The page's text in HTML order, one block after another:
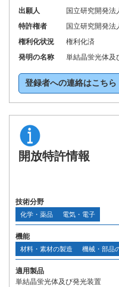
出願人
国立研究開発
特許権者
国立研究開発
権利化状況
権利化済
発明の名称
単結晶蛍光体及
登録者への連絡はこちら
開放特許情報
技術分野
化学・薬品 電気・電子
機能
材料・素材の製造 機械・部品
適用製品
単結晶蛍光体及び発光装置